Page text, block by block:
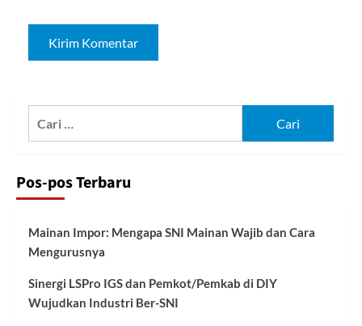
Pos-pos Terbaru
Mainan Impor: Mengapa SNI Mainan Wajib dan Cara
Mengurusnya
Sinergi LSPro IGS dan Pemkot/Pemkab di DIY
Wujudkan Industri Ber-SNI